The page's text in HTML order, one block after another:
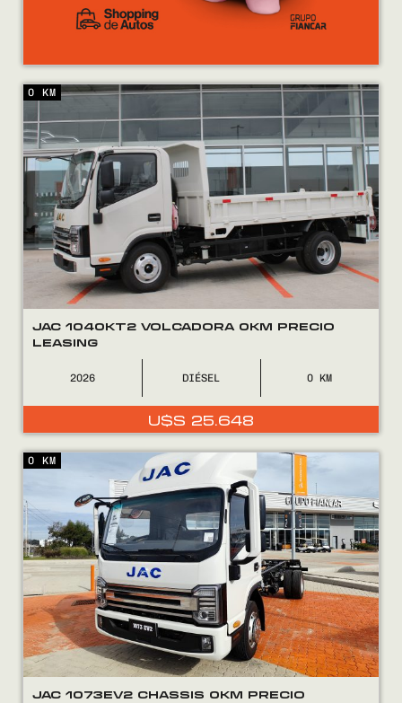
JAC 1040KT2 VOLCADORA 0KM PRECIO
LEASING
2026 DIÉSEL 0
U$S 25.648
0 KM
JAC 1073EV2 CHASSIS 0KM PRECIO
0 KM